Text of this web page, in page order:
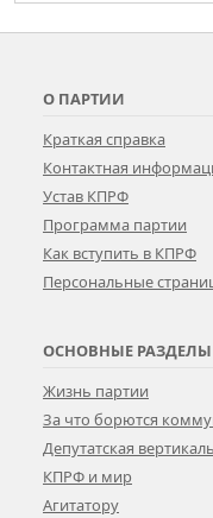
О ПАРТИИ
Краткая справка
Контактная
Устав КПРФ
Программа партии
Как вступить в КПРФ
Персональные
ОСНОВНЫЕ РАЗДЕЛЫ
Жизнь партии
За что борются
Депутатская вертикаль
КПРФ и мир
Агитатору